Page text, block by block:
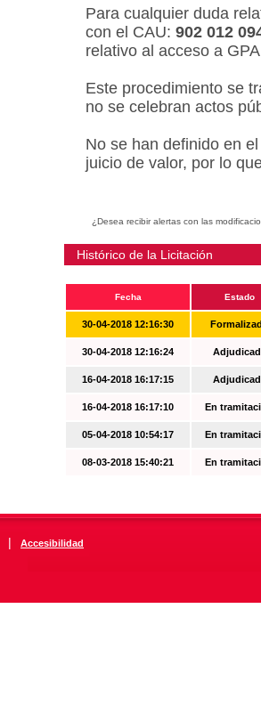
Para cualquier duda
con el CAU: 902 012
relativo al acceso a
Este procedimiento se
no se celebran actos
No se han definido en
juicio de valor, por lo
¿Desea recibir alertas con las
Histórico de la Licitación
Fecha Estado
30-04-2018 12:16:30
30-04-2018 12:16:24
16-04-2018 16:17:15
16-04-2018 16:17:10 En
05-04-2018 10:54:17 En
08-03-2018 15:40:21 En
| Accesibilidad